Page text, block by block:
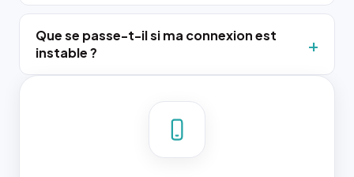
Que se passe-t-il si ma connexion est
instable ?